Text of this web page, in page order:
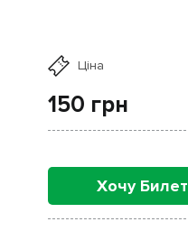
Ціна
150 грн
Хочу Билет